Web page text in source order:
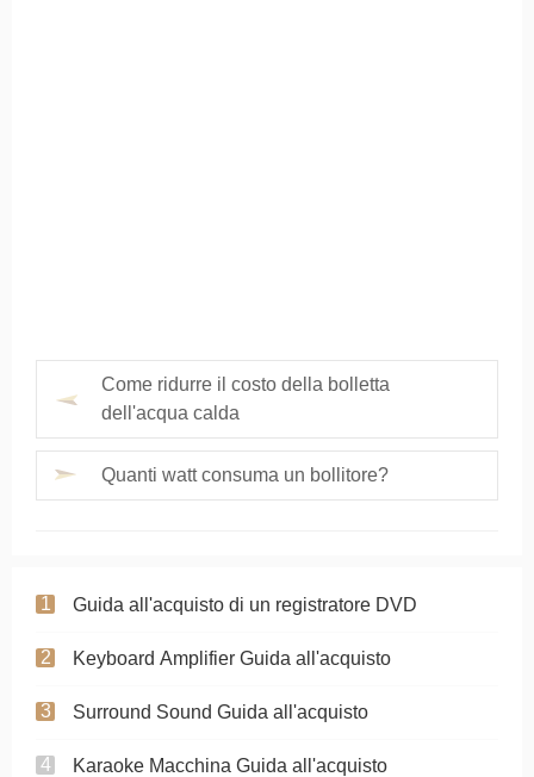
Come ridurre il costo della bolletta
dell'acqua calda
Quanti watt consuma un bollitore?
Guida all'acquisto di un registratore DVD
Keyboard Amplifier Guida all'acquisto
Surround Sound Guida all'acquisto
Karaoke Macchina Guida all'acquisto